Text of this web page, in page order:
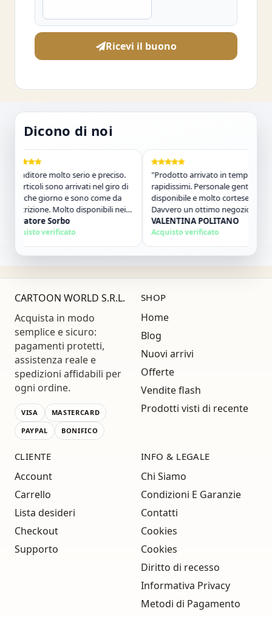
Ricevi il buono
Dicono di noi
molto serio e preciso.
sono arrivati nel giro di
giorno e sono come da
Molto disponibili nei
Consigliato."
Sorbo
verificato
"Prodotto arrivato in tempi
rapidissimi. Personale gentile e
disponibile e molto cortese.
Davvero un ottimo negozio, lo
consiglierò senz&#39;altro e
comprerò ancora!"
VALENTINA POLITANO
Acquisto verificato
CARTOON WORLD S.R.L.
Acquista in modo
semplice e sicuro:
pagamenti protetti,
assistenza reale e
spedizioni affidabili per
ogni ordine.
VISA
MASTERCARD
PAYPAL
BONIFICO
SHOP
Home
Blog
Nuovi arrivi
Offerte
Vendite flash
Prodotti visti di recente
CLIENTE
Account
Carrello
Lista desideri
Checkout
Supporto
INFO & LEGALE
Chi Siamo
Condizioni E Garanzie
Contatti
Cookies
Cookies
Diritto di recesso
Informativa Privacy
Metodi di Pagamento